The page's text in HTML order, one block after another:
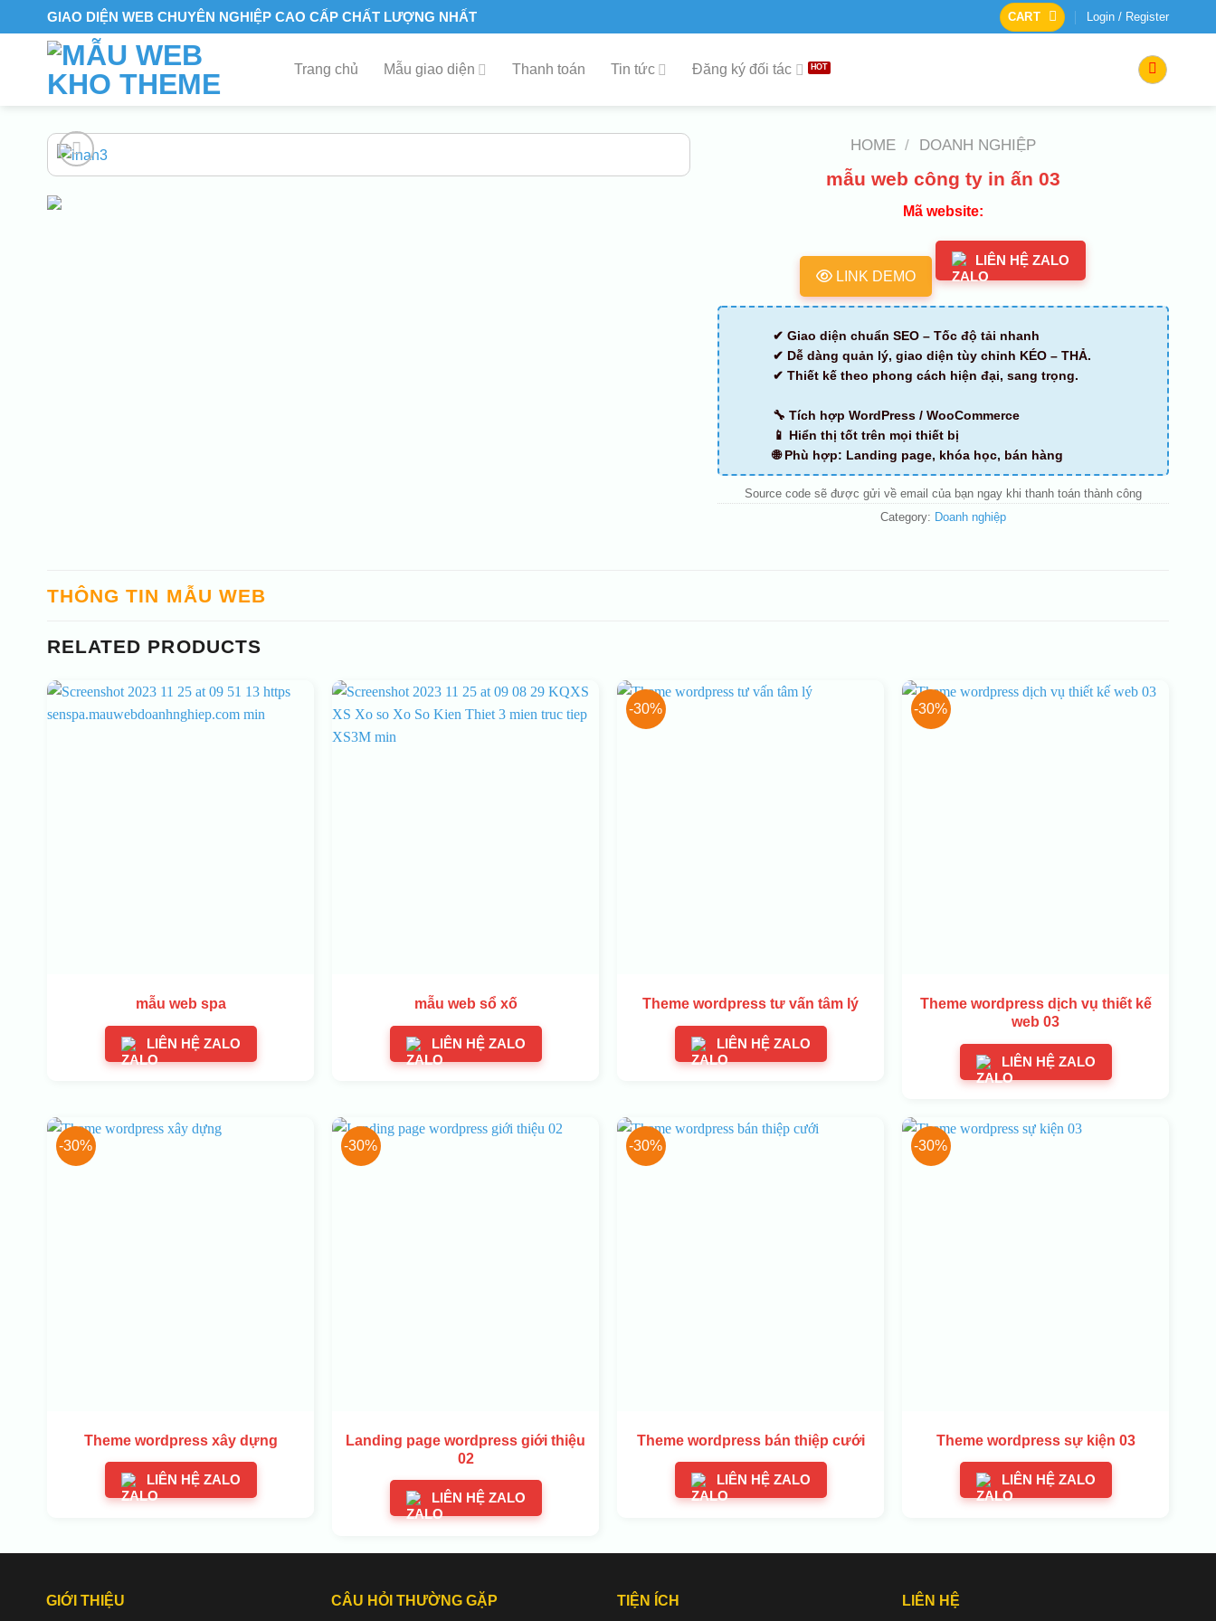
to
GIAO DIỆN WEB CHUYÊN NGHIỆP CAO CẤP CHẤT LƯỢNG NHẤT CART Login / Register
Trang chủ Mẫu giao diện Thanh toán Tin tức Đăng ký đối tác
HOME / DOANH NGHIỆP
mẫu web công ty in ấn 03
Mã website:
LINK DEMO
LIÊN HỆ ZALO
✔ Giao diện chuẩn SEO – Tốc độ tải nhanh
✔ Dễ dàng quản lý, giao diện tùy chỉnh KÉO – THẢ.
✔ Thiết kế theo phong cách hiện đại, sang trọng.
🔧 Tích hợp WordPress / WooCommerce
📱 Hiển thị tốt trên mọi thiết bị
🌐 Phù hợp: Landing page, khóa học, bán hàng
Source code sẽ được gửi về email của bạn ngay khi thanh toán thành công
Category: Doanh nghiệp
THÔNG TIN MẪU WEB
RELATED PRODUCTS
mẫu web spa
LIÊN HỆ ZALO
mẫu web sổ xố
LIÊN HỆ ZALO
-30%
Theme wordpress tư vấn tâm lý
LIÊN HỆ ZALO
-30%
Theme wordpress dịch vụ thiết kế
web 03
LIÊN HỆ ZALO
-30%
Theme wordpress xây dựng
LIÊN HỆ ZALO
-30%
Landing page wordpress giới thiệu
02
LIÊN HỆ ZALO
-30%
Theme wordpress bán thiệp cưới
LIÊN HỆ ZALO
-30%
Theme wordpress sự kiện 03
LIÊN HỆ ZALO
GIỚI THIỆU CÂU HỎI THƯỜNG GẶP TIỆN ÍCH LIÊN HỆ